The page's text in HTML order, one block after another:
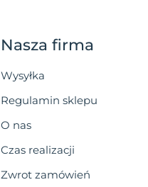
Nasza firma
Wysyłka
Regulamin sklepu
O nas
Czas realizacji
Zwrot zamówień